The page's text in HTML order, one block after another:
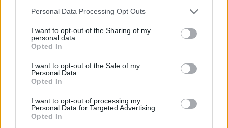
Please note that this website/app uses one or more Google
not limited to your visit or usage behaviour. You may click to
grant or deny consent to Google and its third-party tags to
use your data for below specified purposes in below Google
consent section.
Personal Data Processing Opt Outs
I want to opt-out of the Sharing of my
personal data.
Opted In
I want to opt-out of the Sale of my
Personal Data.
Opted In
I want to opt-out of processing my
Personal Data for Targeted Advertising.
Opted In
Crianza tradicional para una infancia más
autónoma
La crianza cotidiana se construye mediante decisiones
pequeñas…
SALUD Y BIENESTAR